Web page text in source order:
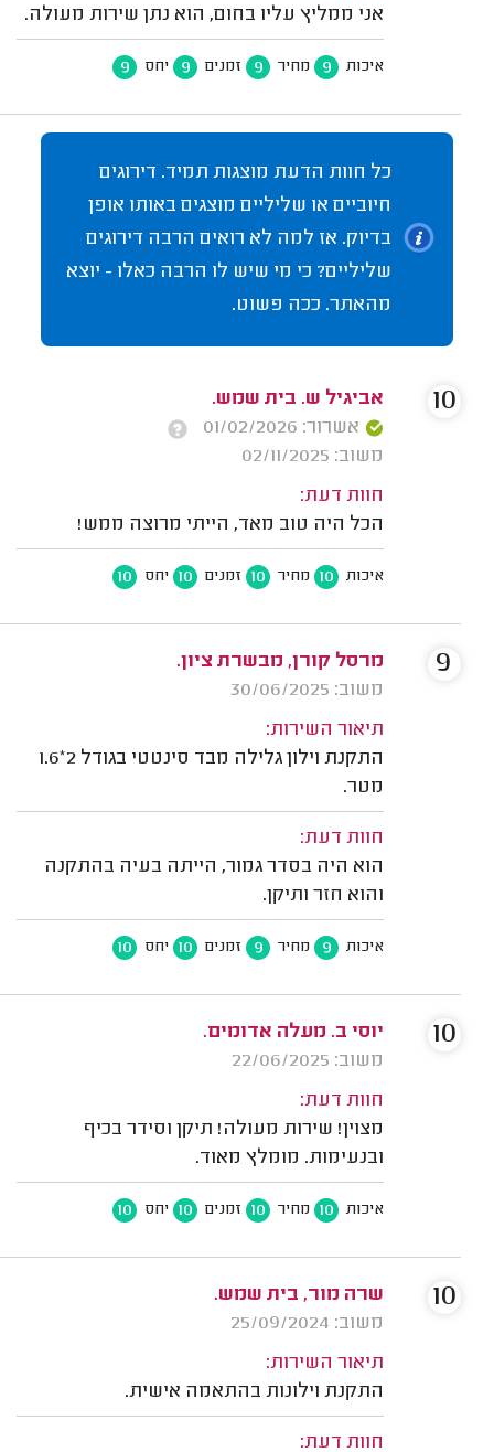
אני ממליץ עליו בחום, הוא נתן שירות מעולה.
איכות 9 מחיר 9 זמנים 9 יחס 9
כל חוות הדעת מוצגות תמיד. דירוגים
חיוביים או שליליים מוצגים באותו אופן
בדיוק. אז למה לא רואים הרבה דירוגים
שליליים? כי מי שיש לו הרבה כאלו - יוצא
מהאתר. ככה פשוט.
אביגיל ש. בית שמש.
אשרור: 01/02/2026
משוב: 02/11/2025
חוות דעת:
הכל היה טוב מאד, הייתי מרוצה ממש!
איכות 10 מחיר 10 זמנים 10 יחס 10
10
מרסל קורן, מבשרת ציון.
משוב: 30/06/2025
תיאור השירות:
התקנת וילון גלילה מבד סינטטי בגודל 2*1.6
מטר.
חוות דעת:
הוא היה בסדר גמור, הייתה בעיה בהתקנה
והוא חזר ותיקן.
איכות 9 מחיר 9 זמנים 10 יחס 10
9
יוסי ב. מעלה אדומים.
משוב: 22/06/2025
חוות דעת:
מצוין! שירות מעולה! תיקן וסידר בכיף
ובנעימות. מומלץ מאוד.
איכות 10 מחיר 10 זמנים 10 יחס 10
10
שרה מור, בית שמש.
משוב: 25/09/2024
תיאור השירות:
התקנת וילונות בהתאמה אישית.
חוות דעת:
10